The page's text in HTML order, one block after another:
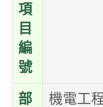
項
目
編
號
部
機電工